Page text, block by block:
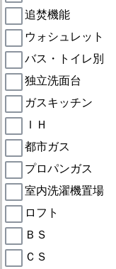
追焚機能
ウォシュレット
バス・トイレ別
独立洗面台
ガスキッチン
ＩＨ
都市ガス
プロパンガス
室内洗濯機置場
ロフト
ＢＳ
ＣＳ